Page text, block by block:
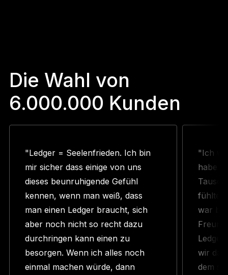
Die Wahl von
6.000.000 Kunden
"Ledger = Seelenfrieden. Ich bin
mir sicher dass einige von uns
dieses beunruhigende Gefühl
kennen, wenn man weiß, dass
man einen Ledger braucht, sich
aber noch nicht so recht dazu
durchringen kann einen zu
besorgen. Wenn ich alles noch
einmal machen würde, dann
"Ich
habe
fühlte
war
Freund
Ledger
wir das
dem